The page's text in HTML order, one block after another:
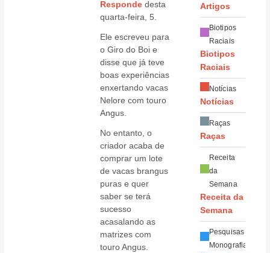
Responde desta
quarta-feira, 5.
Ele escreveu para
o Giro do Boi e
disse que já teve
boas experiências
enxertando vacas
Nelore com touro
Angus.
No entanto, o
criador acaba de
comprar um lote
de vacas brangus
puras e quer
saber se terá
sucesso
acasalando as
matrizes com
touro Angus.
Artigos
Biotipos
Raciais
Biotipos
Raciais
Notícias
Notícias
Raças
Raças
Receita
da
Semana
Receita da
Semana
Pesquisas e
Monografias